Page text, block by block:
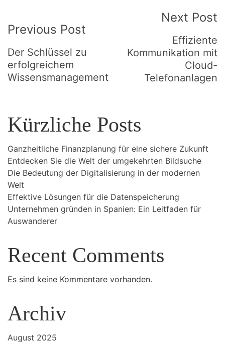
Navigation
Previous Post
Der Schlüssel zu
erfolgreichem
Wissensmanagement
Next Post
Effiziente
Kommunikation mit
Cloud-
Telefonanlagen
Kürzliche Posts
Ganzheitliche Finanzplanung für eine sichere Zukunft
Entdecken Sie die Welt der umgekehrten Bildsuche
Die Bedeutung der Digitalisierung in der modernen
Welt
Effektive Lösungen für die Datenspeicherung
Unternehmen gründen in Spanien: Ein Leitfaden für
Auswanderer
Recent Comments
Es sind keine Kommentare vorhanden.
Archiv
August 2025